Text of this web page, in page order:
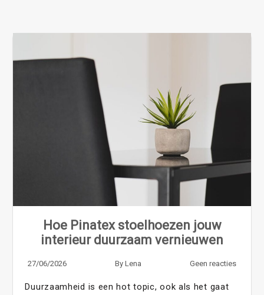
Hoe Pinatex stoelhoezen jouw
interieur duurzaam vernieuwen
27/06/2026 By Lena Geen reacties
Duurzaamheid is een hot topic, ook als het gaat